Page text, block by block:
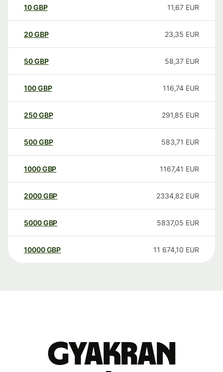
10GBP 11,67 EUR
20GBP 23,35 EUR
50GBP 58,37 EUR
100GBP 116,74 EUR
250GBP 291,85 EUR
500GBP 583,71 EUR
1000GBP 1167,41 EUR
2000GBP 2334,82 EUR
5000GBP 5837,05 EUR
10000 GBP 11 674,10 EUR
Gyakran